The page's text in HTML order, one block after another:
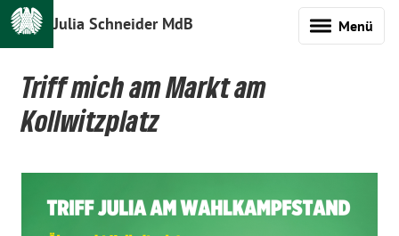
Julia Schneider MdB Menü
Triff mich am Markt am
Kollwitzplatz